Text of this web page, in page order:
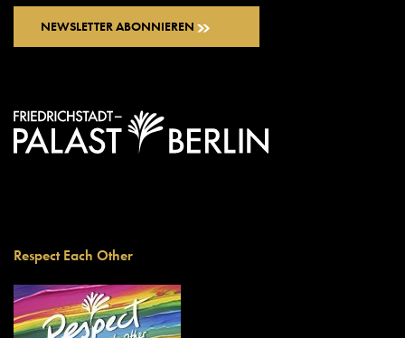
NEWSLETTER ABONNIEREN
Respect Each Other